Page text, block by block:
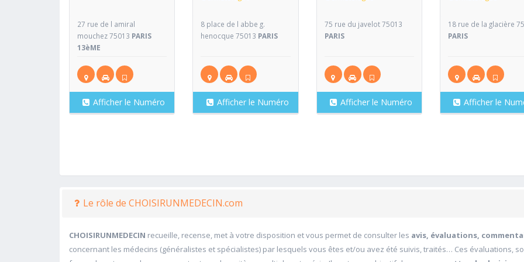
27 rue de l amiral
mouchez 75013 PARIS
13èME
Afficher le Numéro
8 place de l abbe g.
henocque 75013 PARIS
Afficher le Numéro
75 rue du javelot 75013
PARIS
Afficher le Numéro
18 rue de la glacière
PARIS
Afficher le
Le rôle de CHOISIRUNMEDECIN.com
CHOISIRUNMEDECIN recueille, recense, met à votre disposition et vous permet de consulter les avis, évaluations,
concernant les médecins (généralistes et spécialistes) par lesquels vous êtes et/ou avez été suivis, traités… Ces évaluations,